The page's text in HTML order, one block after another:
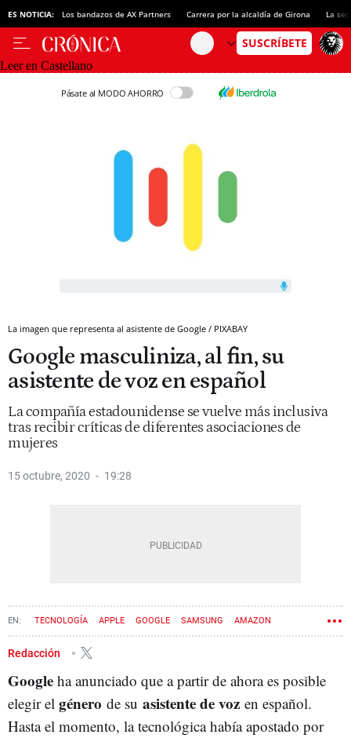
ES NOTICIA: Los bandazos de AX Partners Carrera por la alcaldía de Girona La
Leer en Castellano
Pásate al MODO AHORRO
La imagen que representa al asistente de Google / PIXABAY
Google masculiniza, al fin, su
asistente de voz en español
La compañía estadounidense se vuelve más inclusiva
tras recibir críticas de diferentes asociaciones de
mujeres
15 octubre, 2020 19:28
TECNOLOGÍA APPLE GOOGLE SAMSUNG AMAZON
Redacción
Google ha anunciado que a partir de ahora es posible
elegir el género de su asistente de voz en español.
Hasta el momento, la tecnológica había apostado por